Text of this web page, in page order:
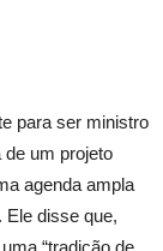
para ser ministro
um projeto
agenda ampla
Ele disse que,